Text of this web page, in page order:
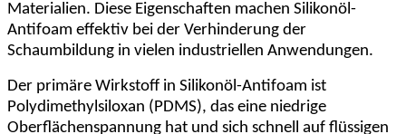
Materialien. Diese Eigenschaften machen Silikonöl-
Antifoam effektiv bei der Verhinderung der
Schaumbildung in vielen industriellen Anwendungen.
Der primäre Wirkstoff in Silikonöl-Antifoam ist
Polydimethylsiloxan (PDMS), das eine niedrige
Oberflächenspannung hat und sich schnell auf flüssigen